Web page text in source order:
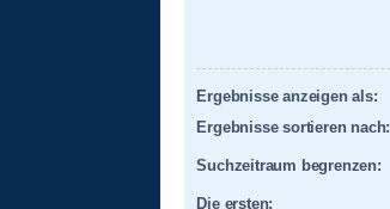
Ergebnisse anzeigen als:
Ergebnisse sortieren nach:
Suchzeitraum begrenzen:
Die ersten: